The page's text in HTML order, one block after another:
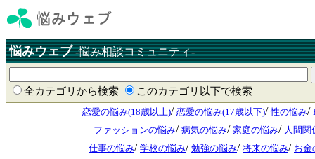
悩みウェブ -悩み相談コミュニティ-
全カテゴリから検索 このカテゴリ以下で検索
恋愛の悩み(18歳以上)/ 恋愛の悩み(17歳以下)/性の悩み/
ファッションの悩み/ 病気の悩み/ 家庭の悩み/ 人間関
仕事の悩み/ 学校の悩み/ 勉強の悩み/ 将来の悩み/ お金